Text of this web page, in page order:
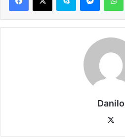
Danilo